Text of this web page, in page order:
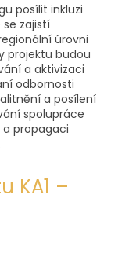
posílit inkluzi
zajistí
úrovni
projektu budou
a aktivizaci
odbornosti
a posílení
spolupráce
propagaci
KA1 –